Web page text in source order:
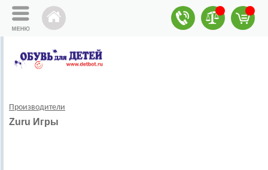
Производители
Zuru Игры